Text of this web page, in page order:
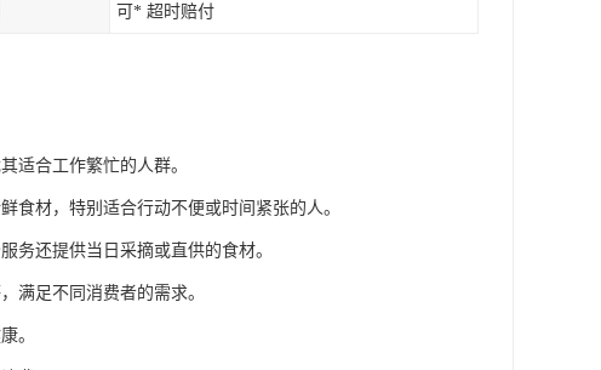
可* 超时赔付
适合工作繁忙的人群。
食材，特别适合行动不便或时间紧张的人。
务还提供当日采摘或直供的食材。
满足不同消费者的需求。
。